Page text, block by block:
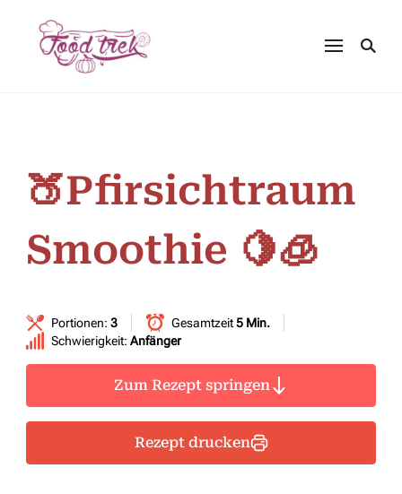
🍑Pfirsichtraum
Smoothie 🍋🧊
Portionen: 3 Gesamtzeit5 Min.
Schwierigkeit: Anfänger
Zum Rezept springen
Rezept drucken